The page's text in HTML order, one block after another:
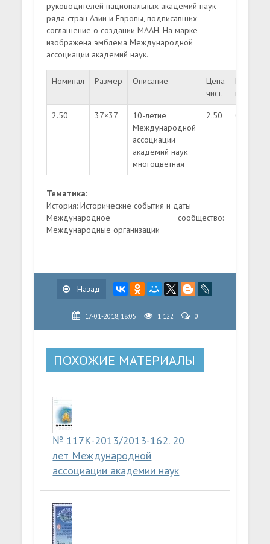
руководителей национальных академий наук
ряда стран Азии и Европы, подписавших
соглашение о создании МААН. На марке
изображена эмблема Международной
ассоциации академий наук.
Номинал Размер Описание
Цена
чист.
Цена
гаш.
2.50 37×37
10-летие
Международной
ассоциации
академий наук
многоцветная
2.50 0.75
Тематика:
История: Исторические события и даты
Международное сообщество:
Международные организации
Назад
17-01-2018, 18:05 1 122 0
ПОХОЖИЕ МАТЕРИАЛЫ
№ 117К-2013/2013-162. 20
лет Международной
ассоциации академии наук